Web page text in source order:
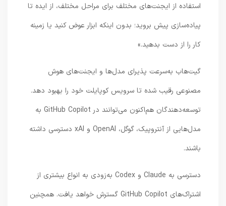
استفاده از ایجنت‌های مختلف برای مراحل مختلف، از ایده تا
پیاده‌سازی پیش بروید؛ بدون اینکه ابزار عوض کنید یا زمینه
کار را از دست بدهید.»
گیت‌هاب به‌سرعت پذیرای مدل‌ها و ایجنت‌های هوش
مصنوعی رقیب شده تا سرویس کوپایلت خود را بهبود دهد.
توسعه‌دهندگان هم‌اکنون می‌توانند در GitHub Copilot به
مدل‌هایی از آنتروپیک، گوگل، OpenAI و xAI دسترسی داشته
دسترسی به Claude و Codex به‌زودی به انواع بیشتری از
اشتراک‌های GitHub Copilot گسترش خواهد یافت. همچنین